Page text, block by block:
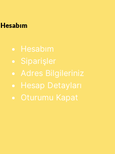
Hesabım
Hesabım
Siparişler
Adres Bilgileriniz
Hesap Detayları
Oturumu Kapat